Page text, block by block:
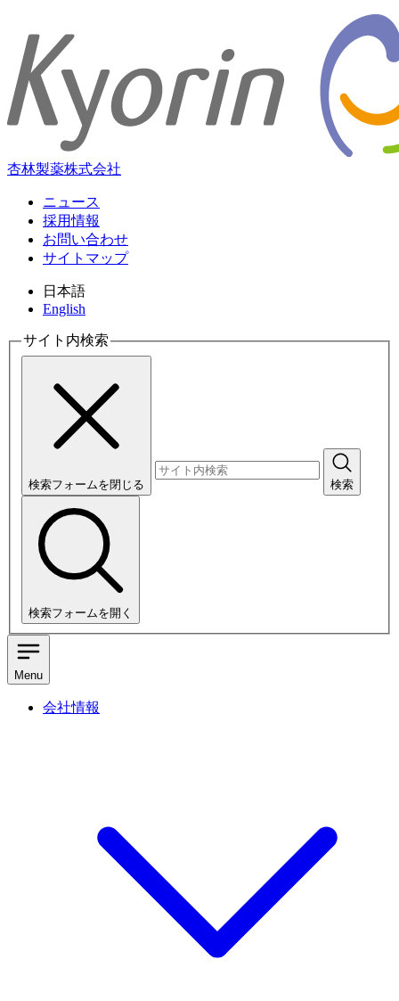
杏林製薬株式会社
ニュース
採用情報
お問い合わせ
サイトマップ
日本語
English
サイト内検索
検索フォームを閉じる 検索
検索フォームを開く
Menu
会社情報